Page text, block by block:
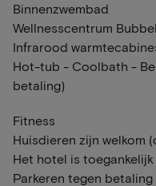
Binnenzwembad
Wellnesscentrum
Infrarood
Hot-tub - Coolbath -
betaling)
Fitness
Huisdieren zijn welkom
Het hotel is
Parkeren tegen